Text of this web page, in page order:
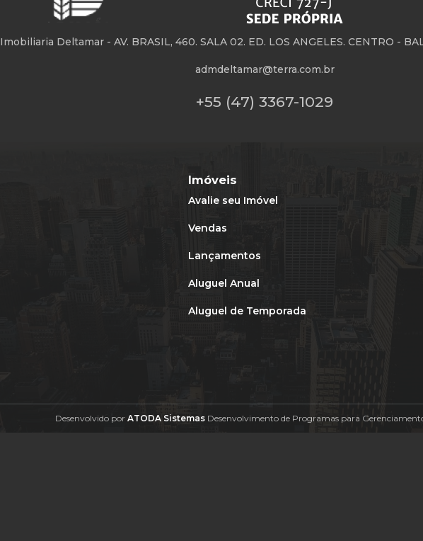
Imobiliaria Deltamar - AV. BRASIL, 460. SALA 02. ED. LOS ANGELES. CENTRO -
admdeltamar@terra.com.br
+55 (47) 3367-1029
Imóveis
Avalie seu Imóvel
Vendas
Lançamentos
Aluguel Anual
Aluguel de Temporada
Desenvolvido por ATODA Sistemas Desenvolvimento de Programas para